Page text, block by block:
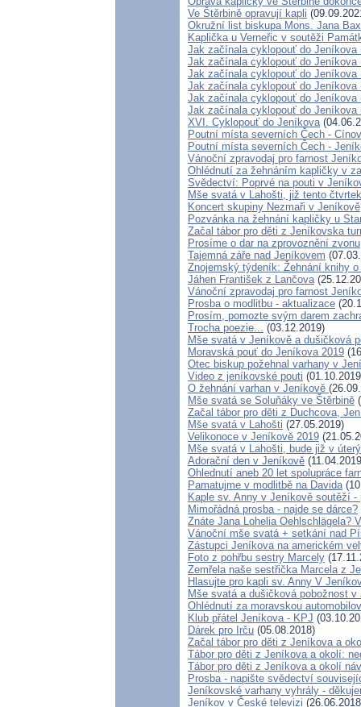
Ve Štěrbině opravují kapli
Okružní list biskupa Mons. Jana
Kaplička u Verneřic v soutěži
Jak začínala cyklopouť do Jeníkova
Jak začínala cyklopouť do Jeníkova
Jak začínala cyklopouť do Jeníkova
Jak začínala cyklopouť do Jeníkova
Jak začínala cyklopouť do Jeníkova
Jak začínala cyklopouť do Jeníkova
XVI. Cyklopouť do Jeníkova
Poutní místa severních Čech -
Poutní místa severních Čech -
Vánoční zpravodaj pro farnost
Ohlédnutí za žehnáním kapličky v
Svědectví: Poprvé na pouti v
Mše svatá v Lahošti, již tento čtvrtek
Koncert skupiny Nezmaři v Jeníkově
Pozvánka na žehnání kapličky u
Začal tábor pro děti z Jeníkovska
Prosíme o dar na zprovoznění zvonu
Tajemná záře nad Jeníkovem
Znojemský týdeník: Žehnání knihy
Jáhen František z Lančova
Vánoční zpravodaj pro farnost
Prosba o modlitbu - aktualizace
Prosím, pomozte svým darem
Trocha poezie... (03.12.2019)
Mše svatá v Jeníkově a dušičková
Moravská pouť do Jeníkova 2019
Otec biskup požehnal varhany v
Video z jeníkovské pouti
O žehnání varhan v Jeníkově
Mše svatá se Soluňáky ve Štěrbině
Začal tábor pro děti z Duchcova,
Mše svatá v Lahošti (27.05.2019)
Velikonoce v Jeníkově 2019
Mše svatá v Lahošti, bude již v úterý
Adorační den v Jeníkově
Ohlednutí aneb 20 let spolupráce
Pamatujme v modlitbě na Davida
Kaple sv. Anny v Jeníkově soutěží
Mimořádná prosba - najde se dárce?
Znáte Jana Lohelia Oehlschlägela?
Vánoční mše svatá + setkání nad
Zástupci Jeníkova na americkém
Foto z pohřbu sestry Marcely
Zemřela naše sestřička Marcela z
Hlasujte pro kapli sv. Anny V
Mše svatá a dušičková pobožnost v
Ohlédnutí za moravskou
Klub přátel Jeníkova - KPJ
Dárek pro Irču (05.08.2018)
Začal tábor pro děti z Jeníkova a
Tábor pro děti z Jeníkova a okolí:
Tábor pro děti z Jeníkova a okolí
Prosba - napište svědectví
Jeníkovské varhany vyhrály -
Jeníkov v České televizi